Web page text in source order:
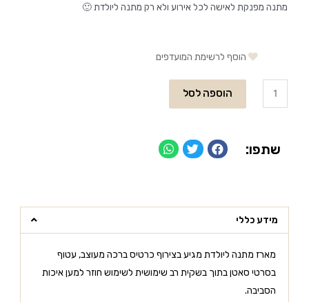
מתנה מפנקת לאישה לכל אירוע ולא רק מתנה ליולדת 🙂
הוסף לרשימת המועדפים
הוספה לסל
שתפו:
מידע כללי
מארז מתנה ליולדת מגיע בצירוף כרטיס ברכה מעוצב, עטוף
בסרטי סאטן בתוך בשקית רב שימושית לשימוש חוזר למען איכות
הסביבה.